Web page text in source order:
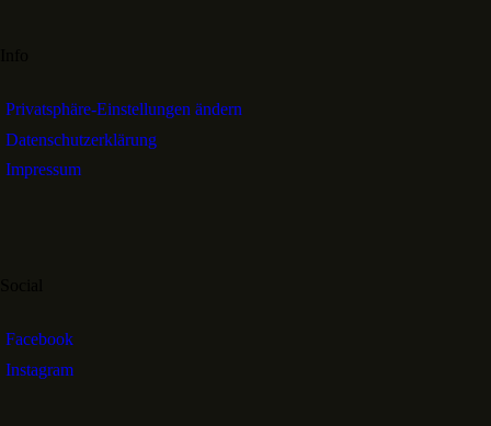
Privatsphäre-Einstellungen ändern
Datenschutzerklärung
Impressum
Facebook
Instagram